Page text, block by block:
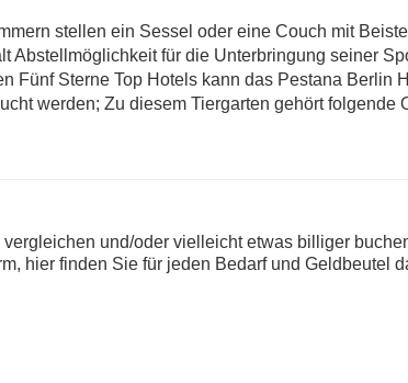
stellen ein Sessel oder eine Couch mit
Abstellmöglichkeit für die Unterbringung seiner
Fünf Sterne Top Hotels kann das Pestana Berlin
werden; Zu diesem Tiergarten gehört folgende
und/oder vielleicht etwas billiger
hier finden Sie für jeden Bedarf und Geldbeutel